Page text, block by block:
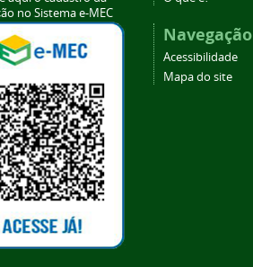
no Sistema e-MEC
Navegação
Acessibilidade
Mapa do site